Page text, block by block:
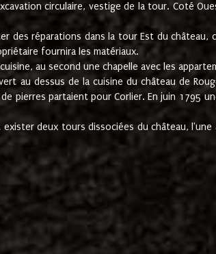
circulaire, vestige de la tour. Coté
des réparations dans la tour Est du château,
fournira les matériaux.
au second une chapelle avec les
au dessus de la cuisine du château de
partaient pour Corlier. En juin 1795
deux tours dissociées du château, l'une